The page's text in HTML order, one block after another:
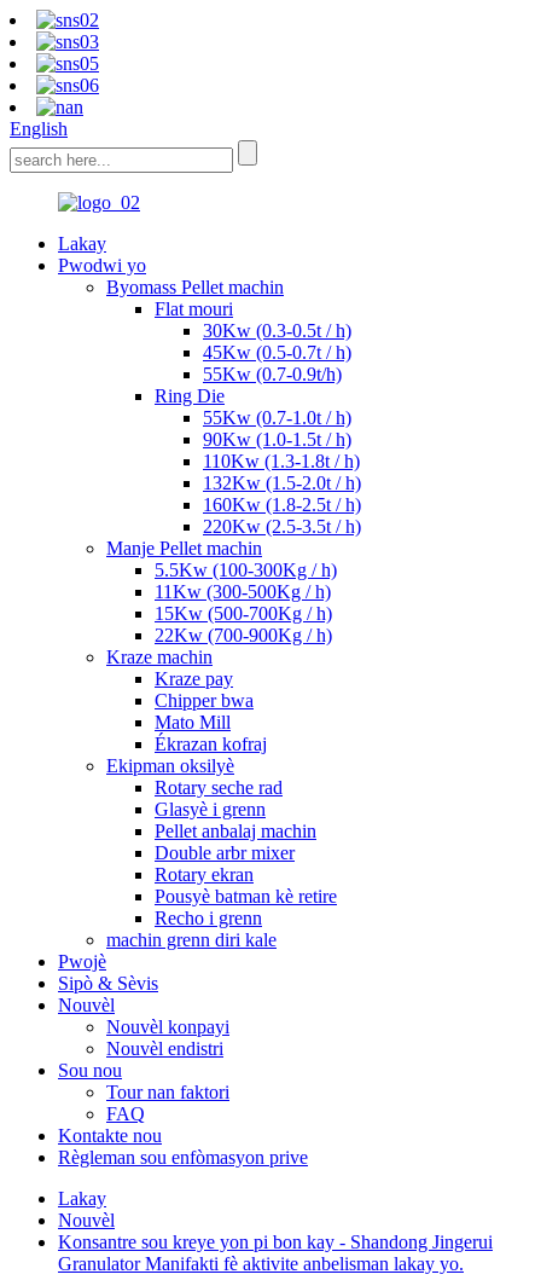
English
Lakay
Pwodwi yo
Byomass Pellet machin
Flat mouri
30Kw (0.3-0.5t / h)
45Kw (0.5-0.7t / h)
55Kw (0.7-0.9t/h)
Ring Die
55Kw (0.7-1.0t / h)
90Kw (1.0-1.5t / h)
110Kw (1.3-1.8t / h)
132Kw (1.5-2.0t / h)
160Kw (1.8-2.5t / h)
220Kw (2.5-3.5t / h)
Manje Pellet machin
5.5Kw (100-300Kg / h)
11Kw (300-500Kg / h)
15Kw (500-700Kg / h)
22Kw (700-900Kg / h)
Kraze machin
Kraze pay
Chipper bwa
Mato Mill
Ékrazan kofraj
Ekipman oksilyè
Rotary seche rad
Glasyè i grenn
Pellet anbalaj machin
Double arbr mixer
Rotary ekran
Pousyè batman kè retire
Recho i grenn
machin grenn diri kale
Pwojè
Sipò & Sèvis
Nouvèl
Nouvèl konpayi
Nouvèl endistri
Sou nou
Tour nan faktori
FAQ
Kontakte nou
Règleman sou enfòmasyon prive
Lakay
Nouvèl
Konsantre sou kreye yon pi bon kay - Shandong Jingerui
Granulator Manifakti fè aktivite anbelisman lakay yo.